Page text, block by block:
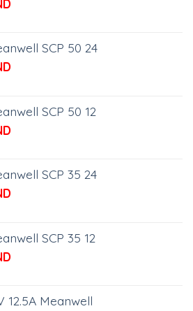
SCP 50 24
SCP 50 12
SCP 35 24
SCP 35 12
12.5A Meanwell